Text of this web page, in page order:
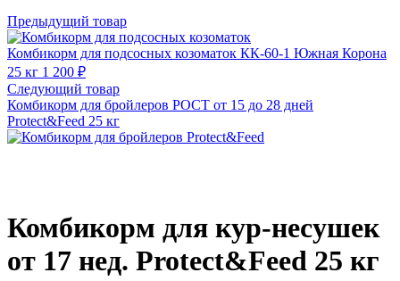
Предыдущий товар
Комбикорм для подсосных козоматок КК-60-1 Южная Корона
25 кг 1 200 ₽
Следующий товар
Комбикорм для бройлеров РОСТ от 15 до 28 дней
Protect&Feed 25 кг
Комбикорм для кур-несушек
от 17 нед. Protect&Feed 25 кг